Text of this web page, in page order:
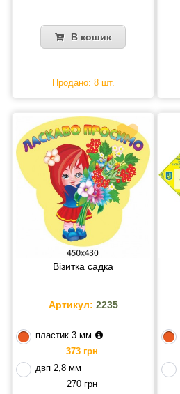
В кошик
Продано: 8 шт.
Візитка садка
Артикул: 2235
пластик 3 мм
373 грн
двп 2,8 мм
270 грн